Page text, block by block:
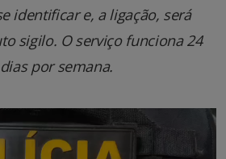
identificar e, a ligação, será
sigilo. O serviço funciona 24
por semana.